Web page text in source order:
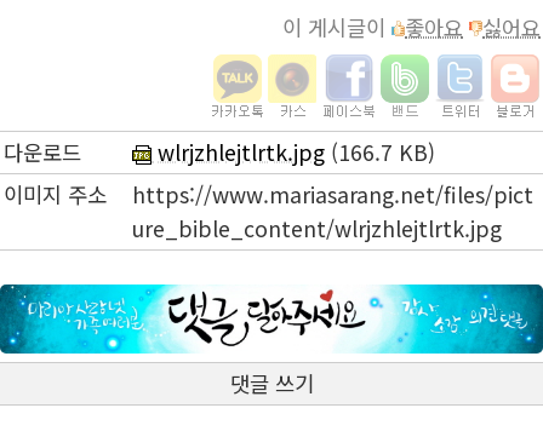
이 게시글이
좋아요 싫어요
다운로드 wlrjzhlejtlrtk.jpg (166.7 KB)
이미지 주소
https://www.mariasarang.net/files/pict
ure_bible_content/wlrjzhlejtlrtk.jpg
댓글 쓰기